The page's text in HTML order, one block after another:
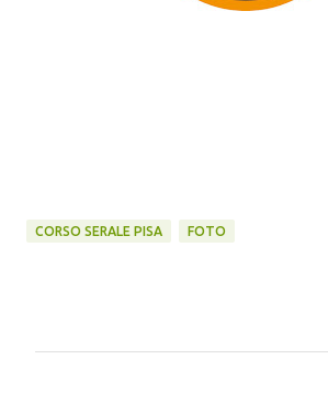
CORSO SERALE PISA FOTO